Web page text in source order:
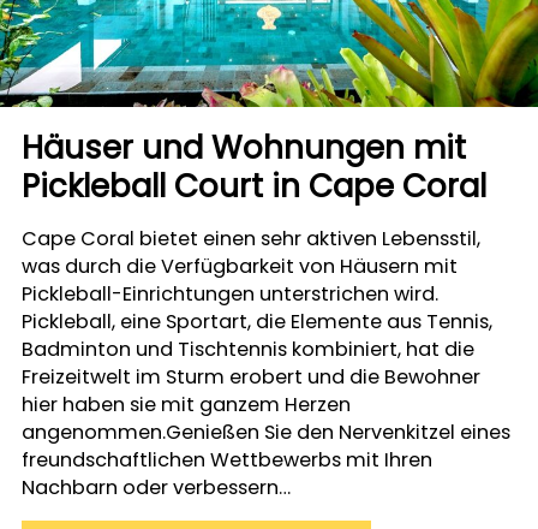
Häuser und Wohnungen mit
Pickleball Court in Cape Coral
Cape Coral bietet einen sehr aktiven Lebensstil,
was durch die Verfügbarkeit von Häusern mit
Pickleball-Einrichtungen unterstrichen wird.
Pickleball, eine Sportart, die Elemente aus Tennis,
Badminton und Tischtennis kombiniert, hat die
Freizeitwelt im Sturm erobert und die Bewohner
hier haben sie mit ganzem Herzen
angenommen.Genießen Sie den Nervenkitzel eines
freundschaftlichen Wettbewerbs mit Ihren
Nachbarn oder verbessern…